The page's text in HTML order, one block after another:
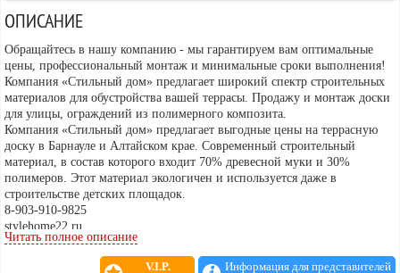
ОПИСАНИЕ
Обращайтесь в нашу компанию - мы гарантируем вам оптимальные
цены, профессиональный монтаж и минимальные сроки выполнения!
Компания «Стильный дом» предлагает широкий спектр строительных
материалов для обустройства вашей террасы. Продажу и монтаж доски
для улицы, ограждений из полимерного композита.
Компания «Стильный дом» предлагает выгодные цены на террасную
доску в Барнауле и Алтайском крае. Современный строительный
материал, в состав которого входит 70% древесной муки и 30%
полимеров. Этот материал экологичен и используется даже в
строительстве детских площадок.
8-903-910-9825
stylehome22.ru
Читать полное описание
V.I.P.
Информация для представителей